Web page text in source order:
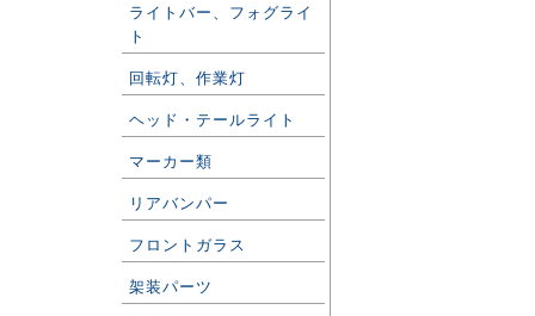
ライトバー、フォグライ
ト
回転灯、作業灯
ヘッド・テールライト
マーカー類
リアバンパー
フロントガラス
架装パーツ